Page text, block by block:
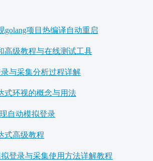
golang项目热编译自动重启
高级教程与在线测试工具
与采集分析过程详解
式环视的概念与用法
自动模拟登录
式高级教程
登录与采集使用方法详解教程